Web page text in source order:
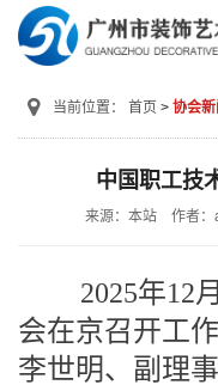
当前位置： 首页 协会新
中国职工技
来源：本站 作者：
2025年12
会在京召开工
李世明、副理